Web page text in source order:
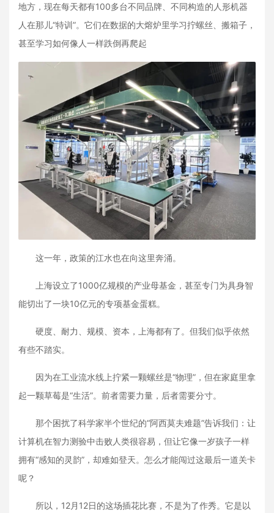
地方，现在每天都有100多台不同品牌、不同构造的人形机器
人在那儿“特训”。它们在数据的大熔炉里学习拧螺丝、搬箱子，
甚至学习如何像人一样跌倒再爬起
这一年，政策的江水也在向这里奔涌。
上海设立了1000亿规模的产业母基金，甚至专门为具身智
能切出了一块10亿元的专项基金蛋糕。
硬度、耐力、规模、资本，上海都有了。但我们似乎依然
有些不踏实。
因为在工业流水线上拧紧一颗螺丝是“物理”，但在家庭里拿
起一颗草莓是“生活”。前者需要力量，后者需要分寸。
那个困扰了科学家半个世纪的“阿西莫夫难题”告诉我们：让
计算机在智力测验中击败人类很容易，但让它像一岁孩子一样
拥有“感知的灵韵”，却难如登天。怎么才能闯过这最后一道关卡
呢？
所以，12月12日的这场插花比赛，不是为了作秀。它是以